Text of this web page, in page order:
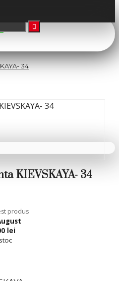
34
KIEVSKAYA- 34
produs
lei